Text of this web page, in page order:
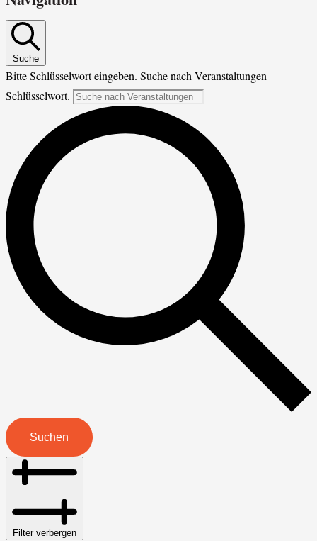
Suche
Bitte Schlüsselwort eingeben. Suche nach Veranstaltungen
Schlüsselwort.
Suchen
Filter verbergen